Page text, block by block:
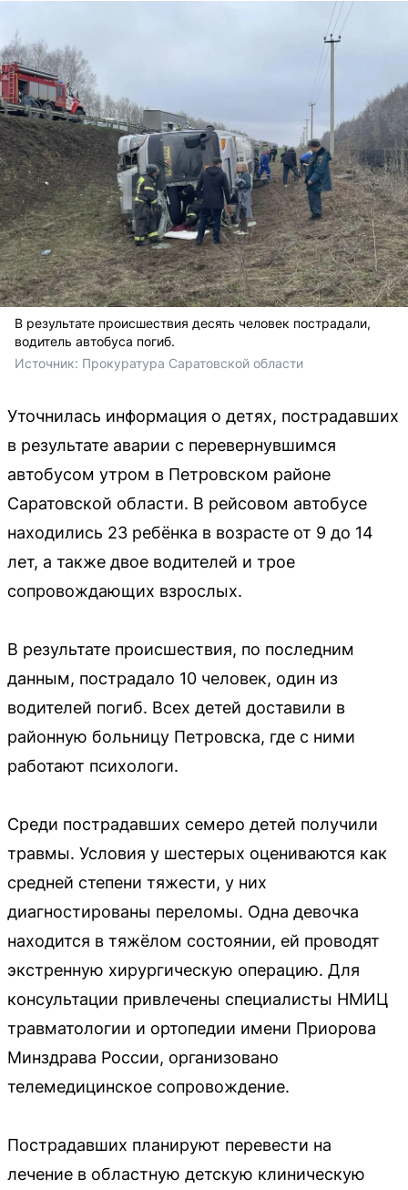
В результате происшествия десять человек пострадали,
водитель автобуса погиб.
Источник: Прокуратура Саратовской области
Уточнилась информация о детях, пострадавших
в результате аварии с перевернувшимся
автобусом утром в Петровском районе
Саратовской области. В рейсовом автобусе
находились 23 ребёнка в возрасте от 9 до 14
лет, а также двое водителей и трое
сопровождающих взрослых.
В результате происшествия, по последним
данным, пострадало 10 человек, один из
водителей погиб. Всех детей доставили в
районную больницу Петровска, где с ними
работают психологи.
Среди пострадавших семеро детей получили
травмы. Условия у шестерых оцениваются как
средней степени тяжести, у них
диагностированы переломы. Одна девочка
находится в тяжёлом состоянии, ей проводят
экстренную хирургическую операцию. Для
консультации привлечены специалисты НМИЦ
травматологии и ортопедии имени Приорова
Минздрава России, организовано
телемедицинское сопровождение.
Пострадавших планируют перевести на
лечение в областную детскую клиническую